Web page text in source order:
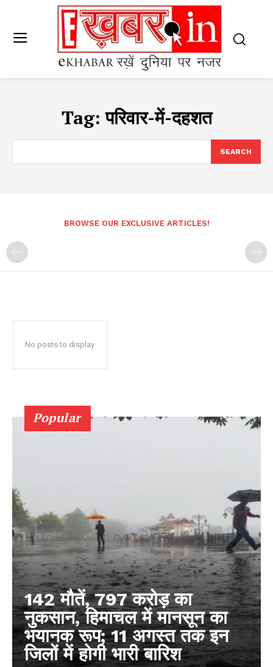
Tag:परिवार-में-दहशत
SEARCH
BROWSE OUR EXCLUSIVE ARTICLES!
No posts to display
Popular
142 मौतें, 797 करोड़ का
नुकसान, हिमाचल में मानसून का
भयानक रूप; 11 अगस्त तक इन
जिलों में होगी भारी बारिश